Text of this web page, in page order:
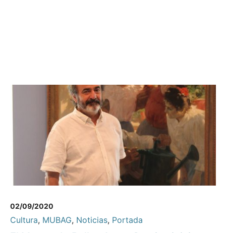
02/09/2020
Cultura, MUBAG, Noticias, Portada